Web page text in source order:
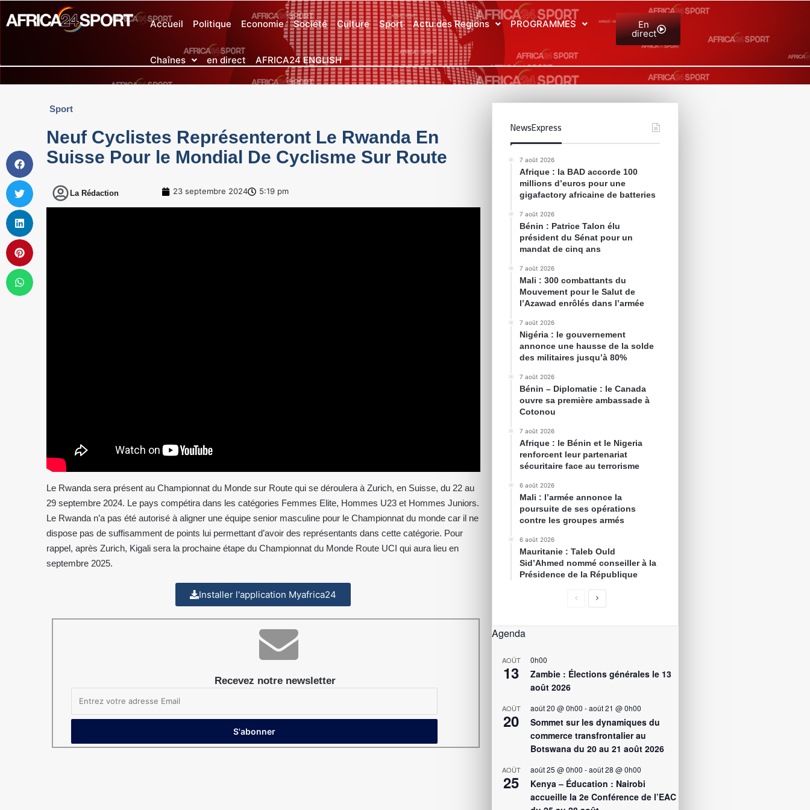
Accueil Politique Economie Société Culture Sport Actu des Regions PROGRAMMES
Chaînes en direct AFRICA24 ENGLISH
En
direct
Sport
Neuf Cyclistes Représenteront Le Rwanda En
Suisse Pour le Mondial De Cyclisme Sur Route
La Rédaction 23 septembre 2024 5:19 pm
Le Rwanda sera présent au Championnat du Monde sur Route qui se déroulera à Zurich, en Suisse, du 22 au
29 septembre 2024. Le pays compétira dans les catégories Femmes Elite, Hommes U23 et Hommes Juniors.
Le Rwanda n’a pas été autorisé à aligner une équipe senior masculine pour le Championnat du monde car il ne
dispose pas de suffisamment de points lui permettant d’avoir des représentants dans cette catégorie. Pour
rappel, après Zurich, Kigali sera la prochaine étape du Championnat du Monde Route UCI qui aura lieu en
septembre 2025.
Installer l'application Myafrica24
Recevez notre newsletter
NewsExpress
7 août 2026
Afrique : la BAD accorde 100
millions d’euros pour une
gigafactory africaine de batteries
7 août 2026
Bénin : Patrice Talon élu
président du Sénat pour un
mandat de cinq ans
7 août 2026
Mali : 300 combattants du
Mouvement pour le Salut de
l’Azawad enrôlés dans l’armée
7 août 2026
Nigéria : le gouvernement
annonce une hausse de la solde
des militaires jusqu’à 80%
7 août 2026
Bénin – Diplomatie : le Canada
ouvre sa première ambassade à
Cotonou
7 août 2026
Afrique : le Bénin et le Nigeria
renforcent leur partenariat
sécuritaire face au terrorisme
6 août 2026
Mali : l’armée annonce la
poursuite de ses opérations
contre les groupes armés
6 août 2026
Mauritanie : Taleb Ould
Sid’Ahmed nommé conseiller à la
Présidence de la République
Agenda
AOÛT
13
0h00
Zambie : Élections générales le 13
août 2026
AOÛT
20
août 20 @ 0h00 -août 21 @ 0h00
Sommet sur les dynamiques du
commerce transfrontalier au
Botswana du 20 au 21 août 2026
AOÛT
25
août 25 @ 0h00 -août 28 @ 0h00
Kenya – Éducation : Nairobi
accueille la 2e Conférence de l’EAC